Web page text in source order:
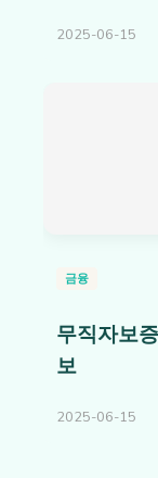
2025-06-15
금융
무직자보
보
2025-06-15